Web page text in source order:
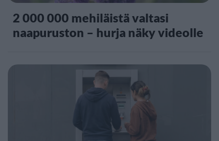
2 000 000 mehiläistä valtasi
naapuruston – hurja näky videolle